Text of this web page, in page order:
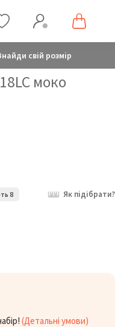
свій розмір
моко
8 Як підібрати?
(Детальні умови)